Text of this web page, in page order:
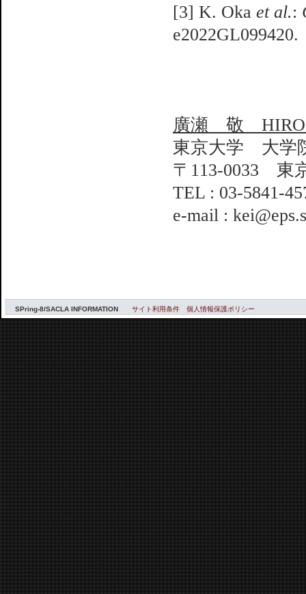
[3] K. Oka et al.:
e2022GL099420.
廣瀬 敬
東京大学 大学
〒113-0033 東
TEL : 03-5841-
e-mail :
SPring-8/SACLA INFORMATION サイト利用条件 個人情報保護ポリシー